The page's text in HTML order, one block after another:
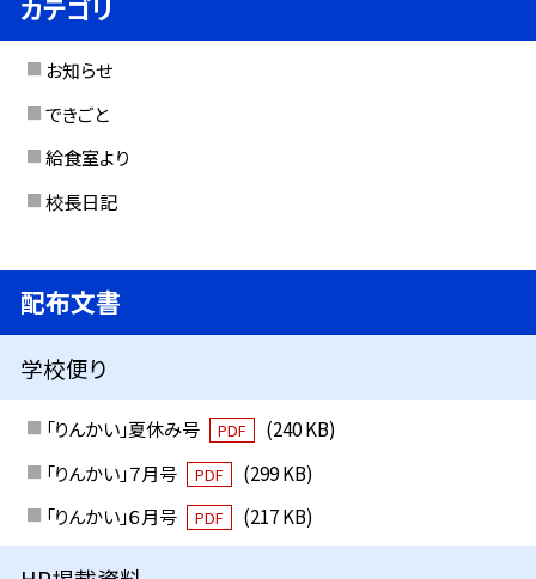
カテゴリ
お知らせ
できごと
給食室より
校長日記
配布文書
学校便り
「りんかい」夏休み号 PDF
(240 KB)
「りんかい」７月号
PDF
(299 KB)
「りんかい」６月号
PDF (217 KB)